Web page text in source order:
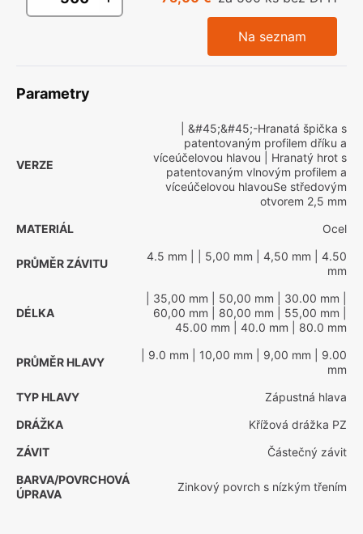
Na seznam
Parametry
VERZE
| &#45;&#45;-Hranatá špička s
patentovaným profilem dříku a
víceúčelovou hlavou | Hranatý hrot s
patentovaným vlnovým profilem a
víceúčelovou hlavouSe středovým
otvorem 2,5 mm
MATERIÁL
Ocel
PRŮMĚR ZÁVITU
4.5 mm | 5,00 mm | 4,50 mm | 4.50
mm
DÉLKA
| 35,00 mm | 50,00 mm | 30.00 mm
60,00 mm | 80,00 mm | 55,00 mm
45.00 mm | 40.0 mm | 80.0 mm
PRŮMĚR HLAVY
| 9.0 mm | 10,00 mm | 9,00 mm | 9.00
mm
TYP HLAVY
Zápustná hlava
DRÁŽKA
Křížová drážka PZ
ZÁVIT
Částečný závit
BARVA/POVRCHOVÁ
ÚPRAVA
Zinkový povrch s nízkým třením